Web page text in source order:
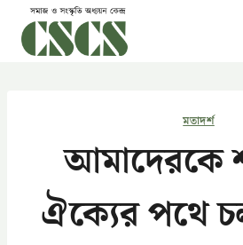
content
মতাদর্শ
আমাদেরকে
ঐক্যের পথে